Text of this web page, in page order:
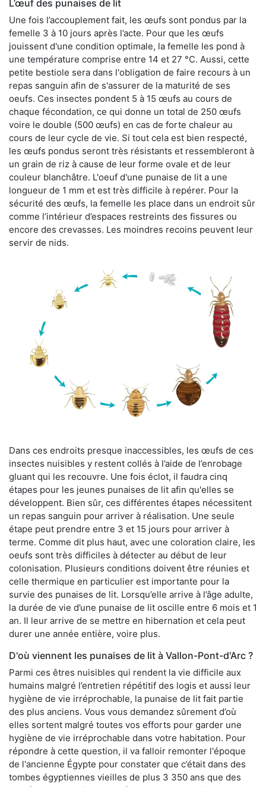
L’œuf des punaises de lit
Une fois l’accouplement fait, les œufs sont pondus par la
femelle 3 à 10 jours après l’acte. Pour que les œufs
jouissent d'une condition optimale, la femelle les pond à
une température comprise entre 14 et 27 °C. Aussi, cette
petite bestiole sera dans l'obligation de faire recours à un
repas sanguin afin de s'assurer de la maturité de ses
oeufs. Ces insectes pondent 5 à 15 œufs au cours de
chaque fécondation, ce qui donne un total de 250 œufs
voire le double (500 œufs) en cas de forte chaleur au
cours de leur cycle de vie. Si tout cela est bien respecté,
les œufs pondus seront très résistants et ressembleront à
un grain de riz à cause de leur forme ovale et de leur
couleur blanchâtre. L'oeuf d'une punaise de lit a une
longueur de 1 mm et est très difficile à repérer. Pour la
sécurité des œufs, la femelle les place dans un endroit sûr
comme l’intérieur d’espaces restreints des fissures ou
encore des crevasses. Les moindres recoins peuvent leur
servir de nids.
Dans ces endroits presque inaccessibles, les œufs de ces
insectes nuisibles y restent collés à l’aide de l’enrobage
gluant qui les recouvre. Une fois éclot, il faudra cinq
étapes pour les jeunes punaises de lit afin qu'elles se
développent. Bien sûr, ces différentes étapes nécessitent
un repas sanguin pour arriver à réalisation. Une seule
étape peut prendre entre 3 et 15 jours pour arriver à
terme. Comme dit plus haut, avec une coloration claire, les
oeufs sont très difficiles à détecter au début de leur
colonisation. Plusieurs conditions doivent être réunies et
celle thermique en particulier est importante pour la
survie des punaises de lit. Lorsqu’elle arrive à l’âge adulte,
la durée de vie d’une punaise de lit oscille entre 6 mois et 1
an. Il leur arrive de se mettre en hibernation et cela peut
durer une année entière, voire plus.
D'où viennent les punaises de lit à Vallon-Pont-d'Arc ?
Parmi ces êtres nuisibles qui rendent la vie difficile aux
humains malgré l’entretien répétitif des logis et aussi leur
hygiène de vie irréprochable, la punaise de lit fait partie
des plus anciens. Vous vous demandez sûrement d’où
elles sortent malgré toutes vos efforts pour garder une
hygiène de vie irréprochable dans votre habitation. Pour
répondre à cette question, il va falloir remonter l'époque
de l'ancienne Égypte pour constater que c’était dans des
tombes égyptiennes vieilles de plus 3 350 ans que des